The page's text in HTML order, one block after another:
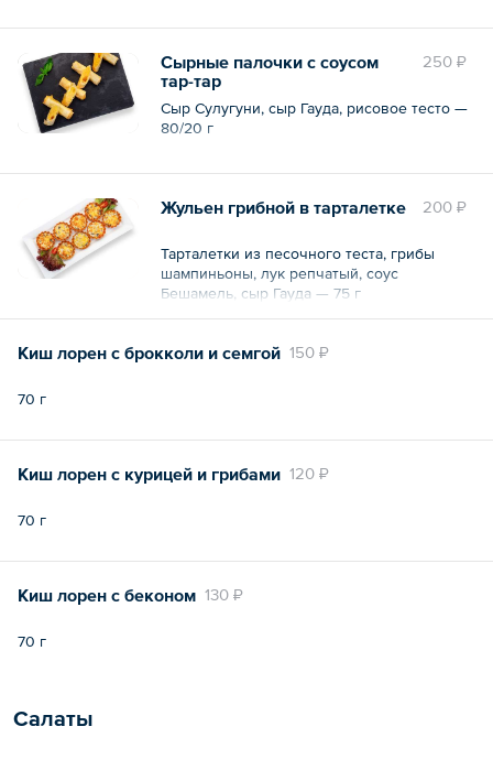
250 ₽
Сырные палочки с соусом
тар-тар
Сыр Сулугуни, сыр Гауда, рисовое тесто —
80/20 г
200 ₽
Жульен грибной в тарталетке
Тарталетки из песочного теста, грибы
шампиньоны, лук репчатый, соус
Бешамель, сыр Гауда — 75 г
150 ₽
Киш лорен с брокколи и семгой
70 г
120 ₽
Киш лорен с курицей и грибами
70 г
130 ₽
Киш лорен с беконом
70 г
Салаты